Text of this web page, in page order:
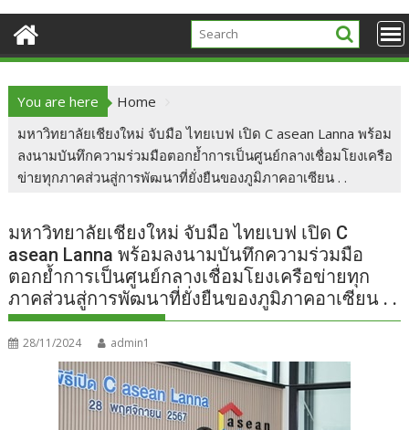
You are here
Home
มหาวิทยาลัยเชียงใหม่ จับมือ ไทยเบฟ เปิด C asean Lanna พร้อม
ลงนามบันทึกความร่วมมือตอกย้ำการเป็นศูนย์กลางเชื่อมโยงเครือ
ข่ายทุกภาคส่วนสู่การพัฒนาที่ยั่งยืนของภูมิภาคอาเซียน . .
มหาวิทยาลัยเชียงใหม่ จับมือ ไทยเบฟ เปิด C
asean Lanna พร้อมลงนามบันทึกความร่วมมือ
ตอกย้ำการเป็นศูนย์กลางเชื่อมโยงเครือข่ายทุก
ภาคส่วนสู่การพัฒนาที่ยั่งยืนของภูมิภาคอาเซียน . .
28/11/2024 admin1